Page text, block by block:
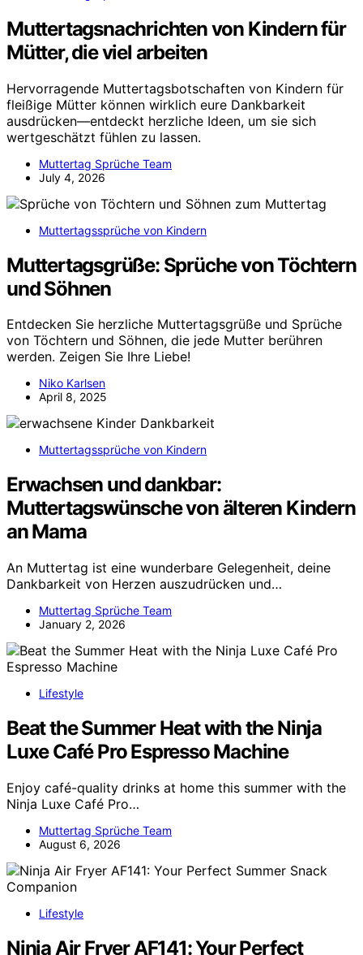
Muttertagsnachrichten von Kindern für
Mütter, die viel arbeiten
Hervorragende Muttertagsbotschaften von Kindern für
fleißige Mütter können wirklich eure Dankbarkeit
ausdrücken—entdeckt herzliche Ideen, um sie sich
wertgeschätzt fühlen zu lassen.
Muttertag Sprüche Team
July 4, 2026
Muttertagssprüche von Kindern
Muttertagsgrüße: Sprüche von Töchtern
und Söhnen
Entdecken Sie herzliche Muttertagsgrüße und Sprüche
von Töchtern und Söhnen, die jede Mutter berühren
werden. Zeigen Sie Ihre Liebe!
Niko Karlsen
April 8, 2025
Muttertagssprüche von Kindern
Erwachsen und dankbar:
Muttertagswünsche von älteren Kindern
an Mama
An Muttertag ist eine wunderbare Gelegenheit, deine
Dankbarkeit von Herzen auszudrücken und…
Muttertag Sprüche Team
January 2, 2026
Lifestyle
Beat the Summer Heat with the Ninja
Luxe Café Pro Espresso Machine
Enjoy café-quality drinks at home this summer with the
Ninja Luxe Café Pro…
Muttertag Sprüche Team
August 6, 2026
Lifestyle
Ninja Air Fryer AF141: Your Perfect